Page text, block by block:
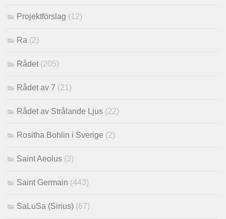
Projektförslag (12)
Ra (2)
Rådet (205)
Rådet av 7 (21)
Rådet av Strålande Ljus (22)
Rositha Bohlin i Sverige (2)
Saint Aeolus (3)
Saint Germain (443)
SaLuSa (Sirius) (67)